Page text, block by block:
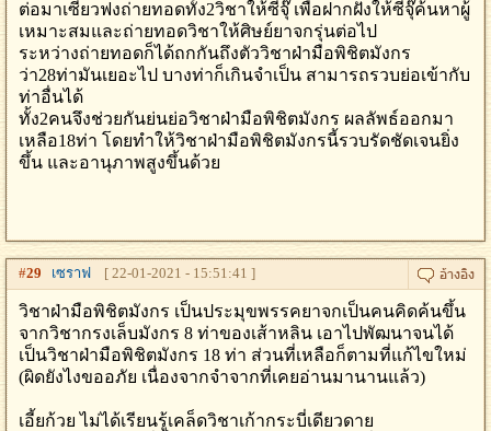
ต่อมาเซียวฟงถ่ายทอดทั้ง2วิชาให้ซีจุ๊ เพื่อฝากฝังให้ซีจุ๊ค้นหาผู้
เหมาะสมและถ่ายทอดวิชาให้ศิษย์ยาจกรุ่นต่อไป
ระหว่างถ่ายทอดก็ได้ถกกันถึงตัววิชาฝ่ามือพิชิตมังกร
ว่า28ท่ามันเยอะไป บางท่าก็เกินจำเป็น สามารถรวบย่อเข้ากับ
ท่าอื่นได้
ทั้ง2คนจึงช่วยกันย่นย่อวิชาฝ่ามือพิชิตมังกร ผลลัพธ์ออกมา
เหลือ18ท่า โดยทำให้วิชาฝ่ามือพิชิตมังกรนี้รวบรัดชัดเจนยิ่ง
ขึ้น และอานุภาพสูงขึ้นด้วย
#29 เซราฟ [ 22-01-2021 - 15:51:41 ]
วิชาฝ่ามือพิชิตมังกร เป็นประมุขพรรคยาจกเป็นคนคิดค้นขึ้น
จากวิชากรงเล็บมังกร 8 ท่าของเส้าหลิน เอาไปพัฒนาจนได้
เป็นวิชาฝ่ามือพิชิตมังกร 18 ท่า ส่วนที่เหลือก็ตามที่แก้ไขใหม่
(ผิดยังไงขออภัย เนื่องจากจำจากที่เคยอ่านมานานแล้ว)
เอี้ยก้วย ไม่ได้เรียนรู้เคล็ดวิชาเก้ากระบี่เดียวดาย